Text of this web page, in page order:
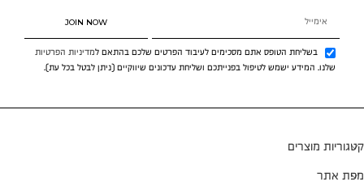
בשליחת הטופס אתם מסכימים לעיבוד הפרטים שלכם בהתאם למדיניות הפרטיות
שלנו. המידע ישמש לטיפול בפנייתכם ושליחת עדכונים שיווקיים (ניתן לבטל בכל עת).
JOIN NOW
קטגוריות מוצרים
מפת אתר